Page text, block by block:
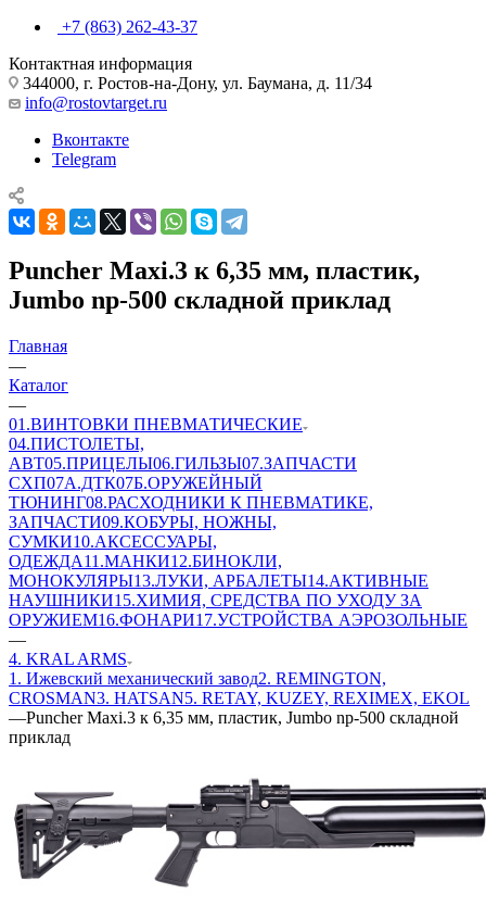
+7 (863) 262-43-37
Контактная информация
344000, г. Ростов-на-Дону, ул. Баумана, д. 11/34
info@rostovtarget.ru
Вконтакте
Telegram
Puncher Maxi.3 к 6,35 мм, пластик,
Jumbo np-500 складной приклад
Главная
—
Каталог
—
01.ВИНТОВКИ ПНЕВМАТИЧЕСКИЕ
04.ПИСТОЛЕТЫ,
АВТ05.ПРИЦЕЛЫ06.ГИЛЬЗЫ07.ЗАПЧАСТИ
СХП07А.ДТК07Б.ОРУЖЕЙНЫЙ
ТЮНИНГ08.РАСХОДНИКИ К ПНЕВМАТИКЕ,
ЗАПЧАСТИ09.КОБУРЫ, НОЖНЫ,
СУМКИ10.АКСЕССУАРЫ,
ОДЕЖДА11.МАНКИ12.БИНОКЛИ,
МОНОКУЛЯРЫ13.ЛУКИ, АРБАЛЕТЫ14.АКТИВНЫЕ
НАУШНИКИ15.ХИМИЯ, СРЕДСТВА ПО УХОДУ ЗА
ОРУЖИЕМ16.ФОНАРИ17.УСТРОЙСТВА АЭРОЗОЛЬНЫЕ
—
4. KRAL ARMS
1. Ижевский механический завод2. REMINGTON,
CROSMAN3. HATSAN5. RETAY, KUZEY, REXIMEX, EKOL
—Puncher Maxi.3 к 6,35 мм, пластик, Jumbo np-500 складной
приклад